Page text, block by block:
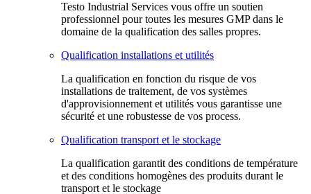
Testo Industrial Services vous offre un soutien
professionnel pour toutes les mesures GMP dans le
domaine de la qualification des salles propres.
Qualification installations et utilités
La qualification en fonction du risque de vos
installations de traitement, de vos systèmes
d'approvisionnement et utilités vous garantisse une
sécurité et une robustesse de vos process.
Qualification transport et le stockage
La qualification garantit des conditions de température
et des conditions homogènes des produits durant le
transport et le stockage